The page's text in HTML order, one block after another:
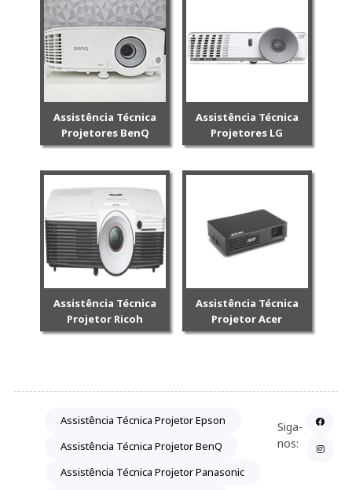
Assistência Técnica
Projetores BenQ
Assistência Técnica
Projetores LG
Assistência Técnica
Projetor Ricoh
Assistência Técnica
Projetor Acer
Assistência Técnica Projetor Epson
Assistência Técnica Projetor BenQ
Assistência Técnica Projetor Panasonic
Siga-
nos: